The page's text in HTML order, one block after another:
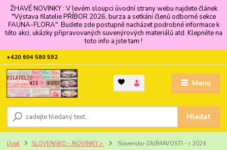
ŽHAVÉ NOVINKY : V levém sloupci úvodní strany webu najdete článek
"Výstava filatelie PŘÍBOR 2026, burza a setkání členů odborné sekce
FAUNA-FLORA". Budete zde postupně nacházet podrobné informace k
této akci, ukázky připravovaných suvenýrových materiálů atd. Klepněte na
toto info a jste tam !
Menu
Hledat
+420 604 580 592
Úvod SLOVENSKO - NOVINKY » Slovensko-ZAJÍMAVOSTI - r.2024